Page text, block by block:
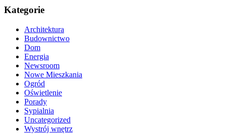
Kategorie
Architektura
Budownictwo
Dom
Energia
Newsroom
Nowe Mieszkania
Ogród
Oświetlenie
Porady
Sypialnia
Uncategorized
Wystrój wnętrz